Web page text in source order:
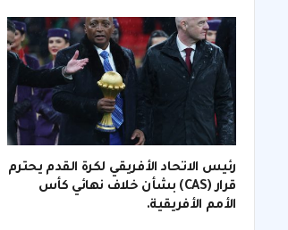
رئيس الاتحاد الأفريقي لكرة القدم يحترم
قرار (CAS) بشأن خلاف نهائي كأس
الأمم الأفريقية.